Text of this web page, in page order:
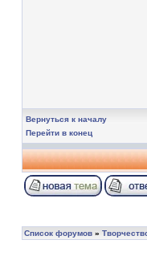
Вернуться к началу
Перейти в конец
Список форумов »